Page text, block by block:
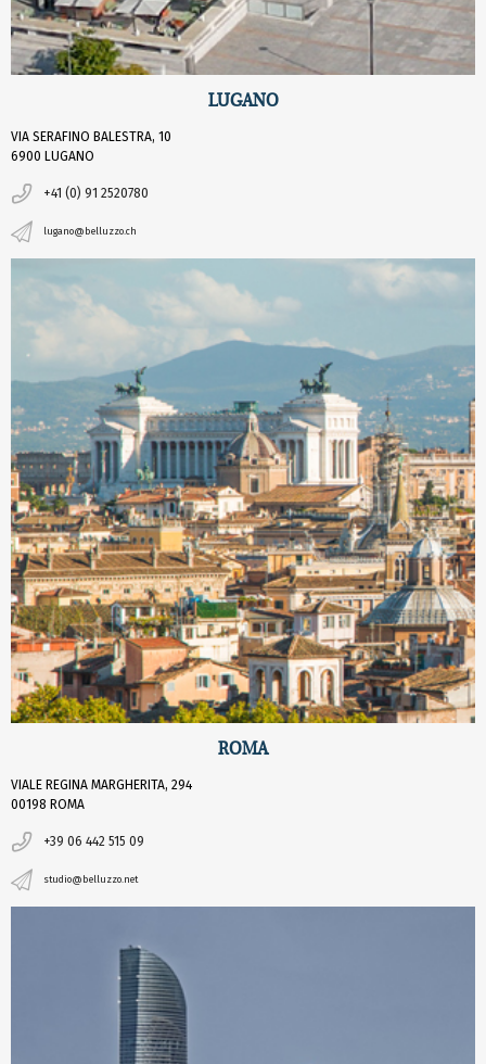
LUGANO
VIA SERAFINO BALESTRA, 10
6900 LUGANO
+41 (0) 91 2520780
lugano@belluzzo.ch
ROMA
VIALE REGINA MARGHERITA, 294
00198 ROMA
+39 06 442 515 09
studio@belluzzo.net